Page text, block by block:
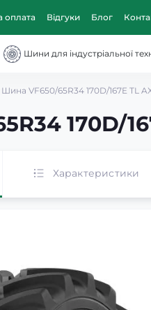
оплата Відгуки Блог
Шини для індустріальної
Шина VF650/65R34 170D/167E TL
170D/
Характеристики